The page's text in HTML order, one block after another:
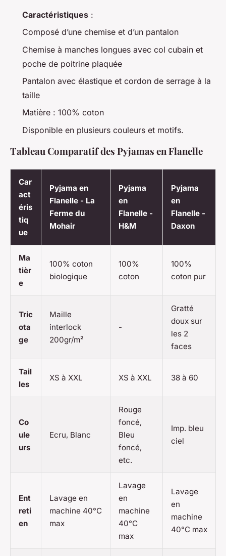
Caractéristiques :
Composé d’une chemise et d’un pantalon
Chemise à manches longues avec col cubain et
poche de poitrine plaquée
Pantalon avec élastique et cordon de serrage à la
taille
Matière : 100% coton
Disponible en plusieurs couleurs et motifs.
Tableau Comparatif des Pyjamas en Flanelle
Car
act
éris
tiq
ue
Pyjama en
Flanelle - La
Ferme du
Mohair
Pyjama
en
Flanelle -
H&M
Pyjama
en
Flanelle -
Daxon
Ma
tièr
e
100% coton
biologique
100%
coton
100%
coton pur
Tric
ota
ge
Maille
interlock
200gr/m²
-
Gratté
doux sur
les 2
faces
Tail
les
XS à XXL XS à XXL 38 à 60
Co
ule
urs
Ecru, Blanc
Rouge
foncé,
Bleu
foncé,
etc.
Imp. bleu
ciel
Ent
reti
en
Lavage en
machine 40°C
max
Lavage
en
machine
40°C
max
Lavage
en
machine
40°C max